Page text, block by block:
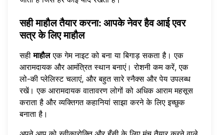
सही माहौल तैयार करना: आपके नेवर हैव आई एवर
सत्र के लिए माहौल
सहीमाहौलएक गेम नाइट को बना या बिगाड़ सकता है। एक
आरामदायक और आमंत्रित स्थान बनाएं। रोशनी कम करें, एक
लो-की प्लेलिस्ट चलाएं, और बहुत सारे स्नैक्स और पेय उपलब्ध
रखें। एक आरामदायक वातावरण लोगों को अधिक आराम महसूस
कराता है और व्यक्तिगत कहानियां साझा करने के लिए इच्छुक
बनाता है।